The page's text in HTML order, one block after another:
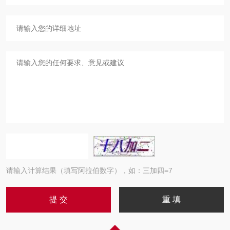
请输入计算结果（填写阿拉伯数字），如：三加四=7